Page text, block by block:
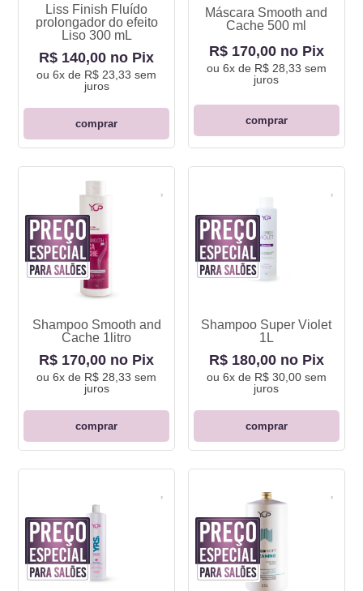
Liss Finish Fluído
prolongador do efeito
Liso 300 mL
R$ 140,00 no Pix
ou6x de R$ 23,33 sem
juros
comprar
Máscara Smooth and
Cache 500 ml
R$ 170,00 no Pix
ou 6x de R$ 28,33 sem
juros
comprar
Shampoo Smooth and
Cache 1litro
R$ 170,00 no Pix
ou6x de R$ 28,33 sem
juros
comprar
Shampoo Super Violet
1L
R$ 180,00 no Pix
ou 6x de R$ 30,00sem
juros
comprar